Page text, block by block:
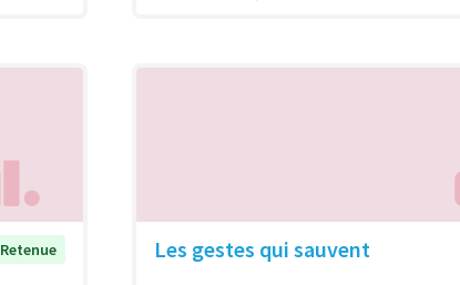
Retenue Les gestes qui sauvent